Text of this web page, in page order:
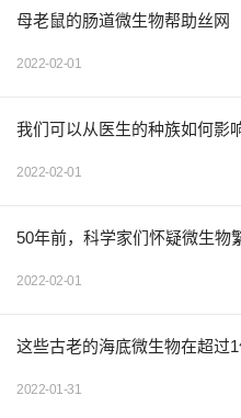
母老鼠的肠道微生物帮助丝网
2022-02-01
我们可以从医生的种族如何影
2022-02-01
50年前，科学家们怀疑微生物
2022-02-01
这些古老的海底微生物在超过
2022-01-31